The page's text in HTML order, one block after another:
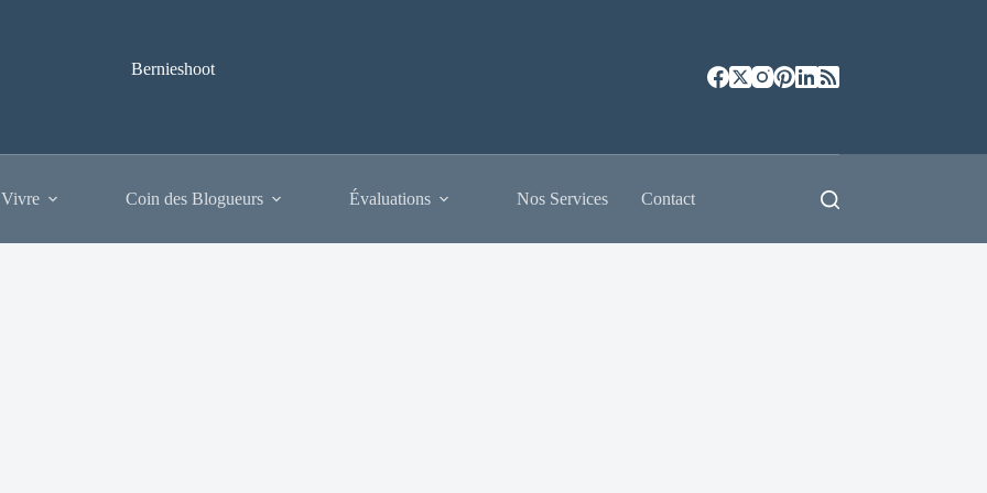
Bernieshoot
Coin des Blogueurs Évaluations Nos Services Contact